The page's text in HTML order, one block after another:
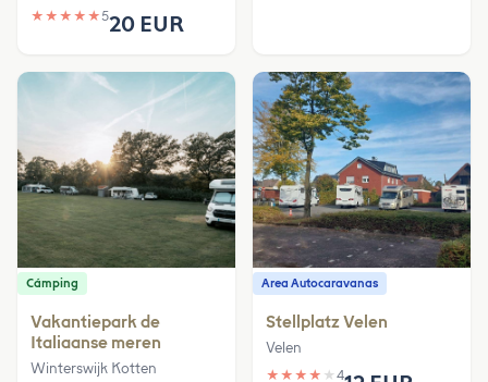
★ ★ ★ ★ ★520 EUR
Cámping
Vakantiepark de
Italiaanse meren
Winterswijk Kotten
Area Autocaravanas
Stellplatz Velen
Velen
★ ★ ★ ★ ★ 4